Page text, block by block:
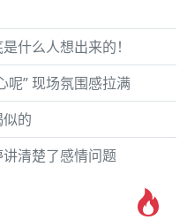
什么人想出来的！
呢” 现场氛围感拉满
的
清楚了感情问题